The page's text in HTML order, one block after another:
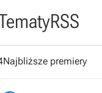
RSS
Najbliższe premiery